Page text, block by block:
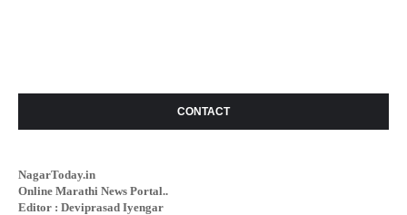
CONTACT
NagarToday.in
Online Marathi News Portal..
Editor : Deviprasad Iyengar